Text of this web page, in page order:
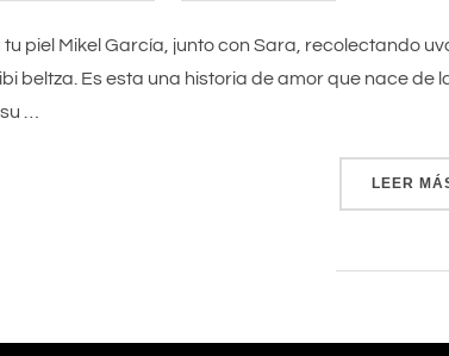
tu piel Mikel García, junto con Sara, recolectando
beltza. Es esta una historia de amor que nace de
…
LEER